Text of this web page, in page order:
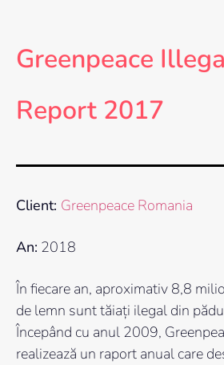
Greenpeace
Report 2017
Client: Greenpeace Romania
An: 2018
În fiecare an, aproximativ 8,8
de lemn sunt tăiați ilegal din
Începând cu anul 2009,
realizează un raport anual care